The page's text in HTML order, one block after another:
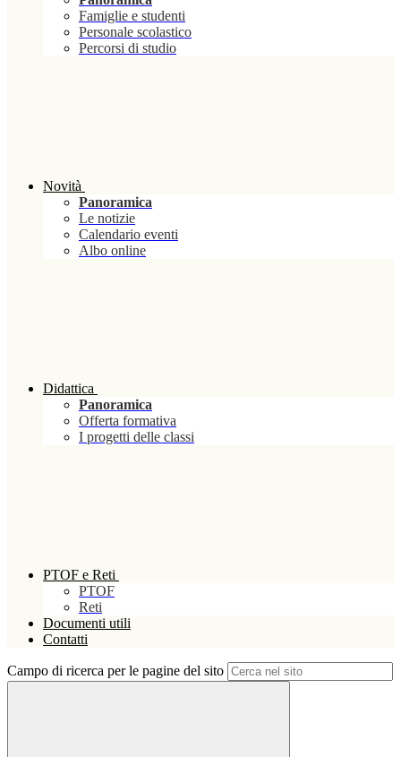
Famiglie e studenti
Personale scolastico
Percorsi di studio
Novità
Panoramica
Le notizie
Calendario eventi
Albo online
Didattica
Panoramica
Offerta formativa
I progetti delle classi
PTOF e Reti
PTOF
Reti
Documenti utili
Contatti
Campo di ricerca per le pagine del sito